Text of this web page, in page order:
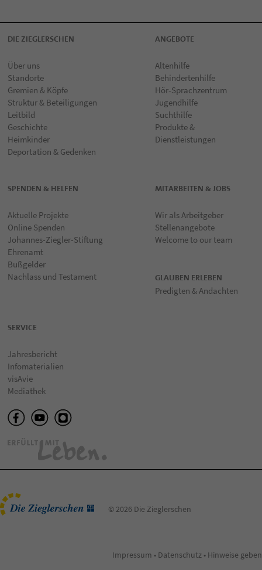
DIE ZIEGLERSCHEN
Über uns
Standorte
Gremien & Köpfe
Struktur & Beteiligungen
Leitbild
Geschichte
Heimkinder
Deportation & Gedenken
ANGEBOTE
Altenhilfe
Behindertenhilfe
Hör-Sprachzentrum
Jugendhilfe
Suchthilfe
Produkte &
Dienstleistungen
SPENDEN & HELFEN
Aktuelle Projekte
Online Spenden
Johannes-Ziegler-Stiftung
Ehrenamt
Bußgelder
Nachlass und Testament
MITARBEITEN & JOBS
Wir als Arbeitgeber
Stellenangebote
Welcome to our team
GLAUBEN ERLEBEN
Predigten & Andachten
SERVICE
Jahresbericht
Infomaterialien
visAvie
Mediathek
© 2026 Die Zieglerschen
Impressum • Datenschutz • Hinweise geben